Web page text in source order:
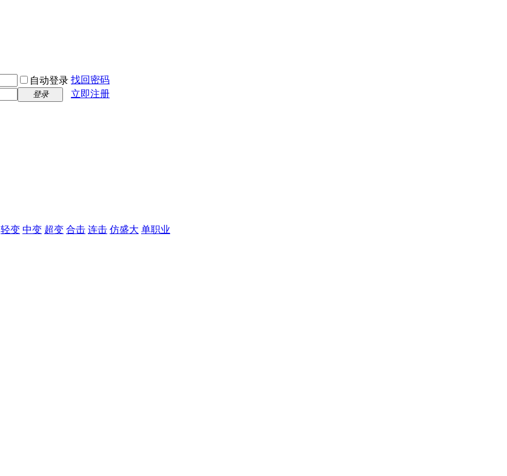
自动登录 找回密码
登录
立即注册
轻变 中变 超变 合击 连击 仿盛大 单职业